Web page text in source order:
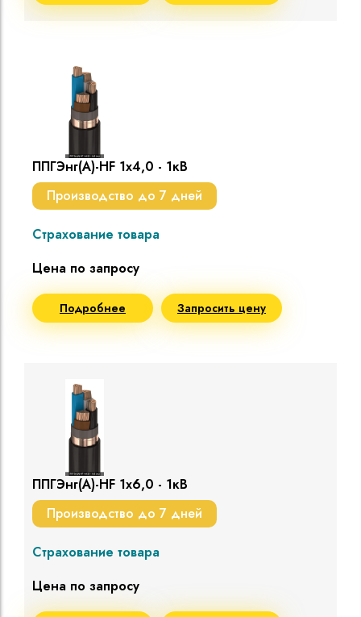
ППГЭнг(A)-HF 1х4,0 - 1кВ
Производство до 7 дней
Страхование товара
Цена по запросу
Подробнее Запросить цену
ППГЭнг(A)-HF 1х6,0 - 1кВ
Производство до 7 дней
Страхование товара
Цена по запросу